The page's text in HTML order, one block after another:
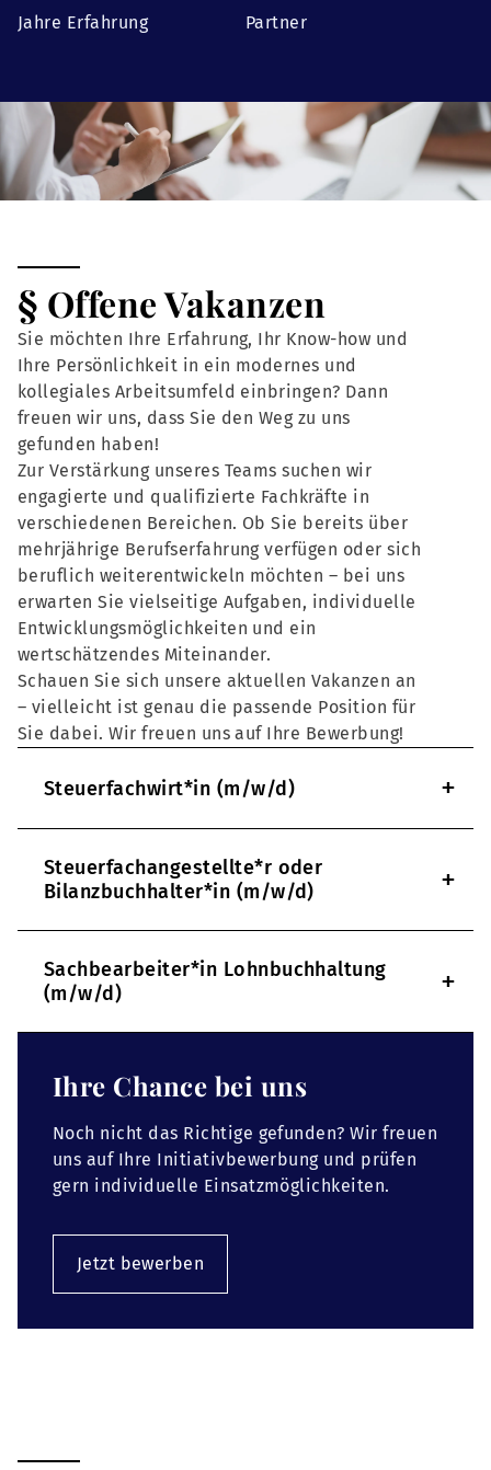
Jahre Erfahrung Partner
§ Offene Vakanzen
Sie möchten Ihre Erfahrung, Ihr Know-how und
Ihre Persönlichkeit in ein modernes und
kollegiales Arbeitsumfeld einbringen? Dann
freuen wir uns, dass Sie den Weg zu uns
gefunden haben!
Zur Verstärkung unseres Teams suchen wir
engagierte und qualifizierte Fachkräfte in
verschiedenen Bereichen. Ob Sie bereits über
mehrjährige Berufserfahrung verfügen oder sich
beruflich weiterentwickeln möchten – bei uns
erwarten Sie vielseitige Aufgaben, individuelle
Entwicklungsmöglichkeiten und ein
wertschätzendes Miteinander.
Schauen Sie sich unsere aktuellen Vakanzen an
– vielleicht ist genau die passende Position für
Sie dabei. Wir freuen uns auf Ihre Bewerbung!
Steuerfachwirt*in (m/w/d) +
Steuerfachangestellte*r oder
Bilanzbuchhalter*in (m/w/d)
+
Sachbearbeiter*in Lohnbuchhaltung
(m/w/d)
+
Ihre Chance bei uns
Noch nicht das Richtige gefunden? Wir freuen
uns auf Ihre Initiativbewerbung und prüfen
gern individuelle Einsatzmöglichkeiten.
Jetzt bewerben